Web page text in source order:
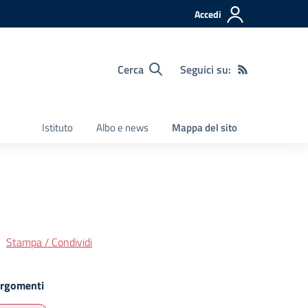
Accedi
Cerca Seguici su:
Istituto Albo e news Mappa del sito
Stampa / Condividi